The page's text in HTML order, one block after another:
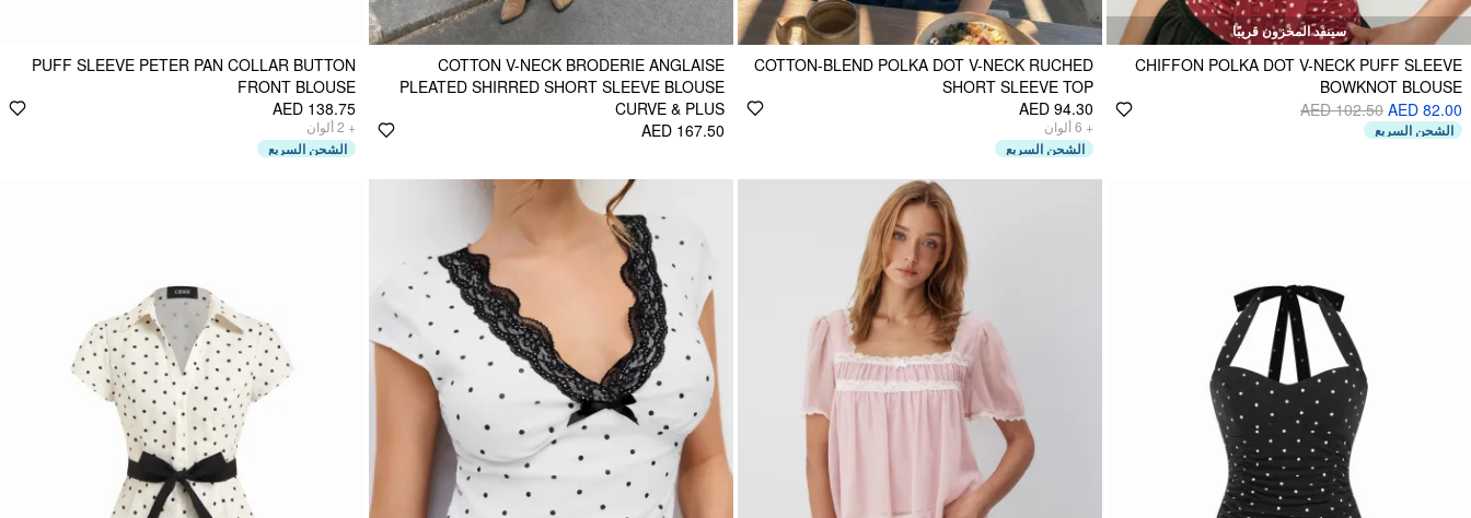
سينفد المخزون قريبًا
CHIFFON POLKA DOT V-NECK PUFF SLEEVE
BOWKNOT BLOUSE
AED 82.00
AED 102.50
الشحن السريع
COTTON-BLEND POLKA DOT V-NECK RUCHED
SHORT SLEEVE TOP
AED 94.30
+
6ألوان
الشحن السريع
COTTON V-NECK BRODERIE ANGLAISE
PLEATED SHIRRED SHORT SLEEVE BLOUSE
CURVE & PLUS
AED 167.50
PUFF SLEEVE PETER PAN COLLAR BUTTON
FRONT BLOUSE
AED 138.75
+
2ألوان
الشحن السريع